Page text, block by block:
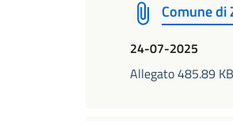
Comune
24-07-2025
Allegato 485.89